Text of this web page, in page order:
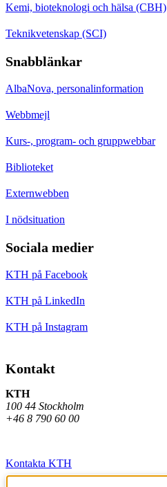
Kemi, bioteknologi och hälsa (CBH)
Teknikvetenskap (SCI)
Snabblänkar
AlbaNova, personalinformation
Webbmejl
Kurs-, program- och gruppwebbar
Biblioteket
Externwebben
I nödsituation
Sociala medier
KTH på Facebook
KTH på LinkedIn
KTH på Instagram
Kontakt
KTH
100 44 Stockholm
+46 8 790 60 00
Kontakta KTH